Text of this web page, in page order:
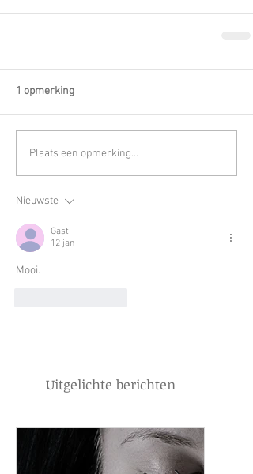
1 opmerking
Plaats een opmerking...
Nieuwste
Gast
12 jan
Mooi.
Uitgelichte berichten